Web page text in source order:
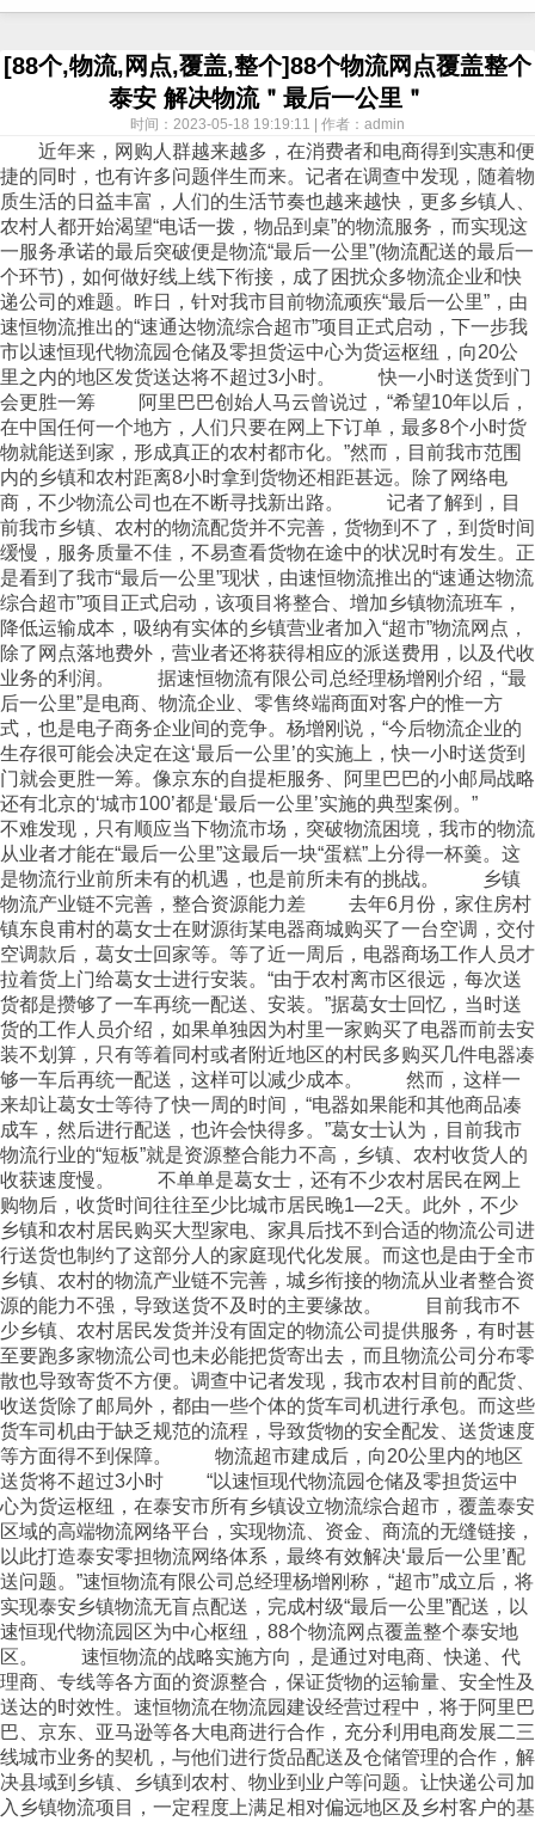
[88个,物流,网点,覆盖,整个]88个物流网点覆盖整个
泰安 解决物流＂最后一公里＂
时间：2023-05-18 19:19:11 | 作者：admin
近年来，网购人群越来越多，在消费者和电商得到实惠和便
捷的同时，也有许多问题伴生而来。记者在调查中发现，随着物
质生活的日益丰富，人们的生活节奏也越来越快，更多乡镇人、
农村人都开始渴望“电话一拨，物品到桌”的物流服务，而实现这
一服务承诺的最后突破便是物流“最后一公里”(物流配送的最后一
个环节)，如何做好线上线下衔接，成了困扰众多物流企业和快
递公司的难题。昨日，针对我市目前物流顽疾“最后一公里”，由
速恒物流推出的“速通达物流综合超市”项目正式启动，下一步我
市以速恒现代物流园仓储及零担货运中心为货运枢纽，向20公
里之内的地区发货送达将不超过3小时。 快一小时送货到门
会更胜一筹 阿里巴巴创始人马云曾说过，“希望10年以后，
在中国任何一个地方，人们只要在网上下订单，最多8个小时货
物就能送到家，形成真正的农村都市化。”然而，目前我市范围
内的乡镇和农村距离8小时拿到货物还相距甚远。除了网络电
商，不少物流公司也在不断寻找新出路。 记者了解到，目
前我市乡镇、农村的物流配货并不完善，货物到不了，到货时间
缓慢，服务质量不佳，不易查看货物在途中的状况时有发生。正
是看到了我市“最后一公里”现状，由速恒物流推出的“速通达物流
综合超市”项目正式启动，该项目将整合、增加乡镇物流班车，
降低运输成本，吸纳有实体的乡镇营业者加入“超市”物流网点，
除了网点落地费外，营业者还将获得相应的派送费用，以及代收
业务的利润。 据速恒物流有限公司总经理杨增刚介绍，“最
后一公里”是电商、物流企业、零售终端商面对客户的惟一方
式，也是电子商务企业间的竞争。杨增刚说，“今后物流企业的
生存很可能会决定在这‘最后一公里’的实施上，快一小时送货到
门就会更胜一筹。像京东的自提柜服务、阿里巴巴的小邮局战略
还有北京的‘城市100’都是‘最后一公里’实施的典型案例。”
不难发现，只有顺应当下物流市场，突破物流困境，我市的物流
从业者才能在“最后一公里”这最后一块“蛋糕”上分得一杯羹。这
是物流行业前所未有的机遇，也是前所未有的挑战。 乡镇
物流产业链不完善，整合资源能力差 去年6月份，家住房村
镇东良甫村的葛女士在财源街某电器商城购买了一台空调，交付
空调款后，葛女士回家等。等了近一周后，电器商场工作人员才
拉着货上门给葛女士进行安装。“由于农村离市区很远，每次送
货都是攒够了一车再统一配送、安装。”据葛女士回忆，当时送
货的工作人员介绍，如果单独因为村里一家购买了电器而前去安
装不划算，只有等着同村或者附近地区的村民多购买几件电器凑
够一车后再统一配送，这样可以减少成本。 然而，这样一
来却让葛女士等待了快一周的时间，“电器如果能和其他商品凑
成车，然后进行配送，也许会快得多。”葛女士认为，目前我市
物流行业的“短板”就是资源整合能力不高，乡镇、农村收货人的
收获速度慢。 不单单是葛女士，还有不少农村居民在网上
购物后，收货时间往往至少比城市居民晚1—2天。此外，不少
乡镇和农村居民购买大型家电、家具后找不到合适的物流公司进
行送货也制约了这部分人的家庭现代化发展。而这也是由于全市
乡镇、农村的物流产业链不完善，城乡衔接的物流从业者整合资
源的能力不强，导致送货不及时的主要缘故。 目前我市不
少乡镇、农村居民发货并没有固定的物流公司提供服务，有时甚
至要跑多家物流公司也未必能把货寄出去，而且物流公司分布零
散也导致寄货不方便。调查中记者发现，我市农村目前的配货、
收送货除了邮局外，都由一些个体的货车司机进行承包。而这些
货车司机由于缺乏规范的流程，导致货物的安全配发、送货速度
等方面得不到保障。 物流超市建成后，向20公里内的地区
送货将不超过3小时 “以速恒现代物流园仓储及零担货运中
心为货运枢纽，在泰安市所有乡镇设立物流综合超市，覆盖泰安
区域的高端物流网络平台，实现物流、资金、商流的无缝链接，
以此打造泰安零担物流网络体系，最终有效解决‘最后一公里’配
送问题。”速恒物流有限公司总经理杨增刚称，“超市”成立后，将
实现泰安乡镇物流无盲点配送，完成村级“最后一公里”配送，以
速恒现代物流园区为中心枢纽，88个物流网点覆盖整个泰安地
区。 速恒物流的战略实施方向，是通过对电商、快递、代
理商、专线等各方面的资源整合，保证货物的运输量、安全性及
送达的时效性。速恒物流在物流园建设经营过程中，将于阿里巴
巴、京东、亚马逊等各大电商进行合作，充分利用电商发展二三
线城市业务的契机，与他们进行货品配送及仓储管理的合作，解
决县域到乡镇、乡镇到农村、物业到业户等问题。让快递公司加
入乡镇物流项目，一定程度上满足相对偏远地区及乡村客户的基